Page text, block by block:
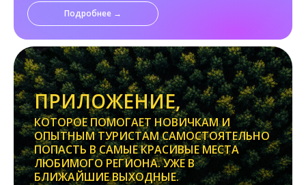
Подробнее →
ПРИЛОЖЕНИЕ,
КОТОРОЕ ПОМОГАЕТ НОВИЧКАМ И
ОПЫТНЫМ ТУРИСТАМ САМОСТОЯТЕЛЬНО
ПОПАСТЬ В САМЫЕ КРАСИВЫЕ МЕСТА
ЛЮБИМОГО РЕГИОНА. УЖЕ В
БЛИЖАЙШИЕ ВЫХОДНЫЕ.